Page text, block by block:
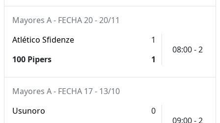
Mayores A - FECHA 20 - 20/11
Atlético Sfidenze
1
100 Pipers
1
08:00 - 2
Mayores A - FECHA 17 - 13/10
Usunoro
0
09:00 - 2